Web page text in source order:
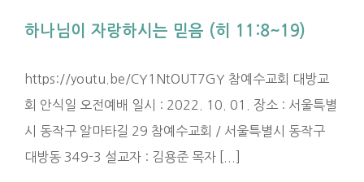
하나님이 자랑하시는 믿음 (히 11:8~19)
https://youtu.be/CY1NtOUT7GY 참예수교회 대방교
회 안식일 오전예배 일시 : 2022. 10. 01. 장소 : 서울특별
시 동작구 알마타길 29 참예수교회 / 서울특별시 동작구
대방동 349-3 설교자 : 김용준 목자 [...]